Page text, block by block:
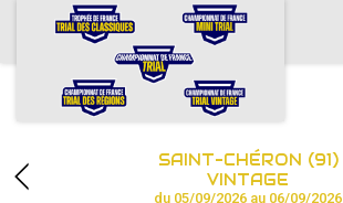
ACCUEIL
CALENDRIER
CHAMPIONNATSAINT-CHÉRON (91)
VINTAGE
du 05/09/2026 au 06/09/2026